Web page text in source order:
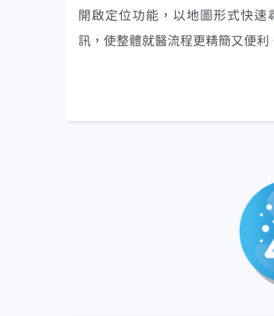
開啟定位功能，以地圖形式快
訊，使整體就醫流程更精簡又便利